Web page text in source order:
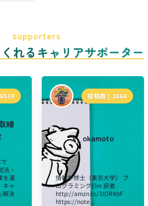
supporters
れるキャリアサポーター
6569
締
活・
を運
キャ
解決
投稿数 | 1664
k_okamoto
情報学修士（東京大学） プ
ログラミングElm 訳者
http://amzn.to/3IOR4bF
https://note...